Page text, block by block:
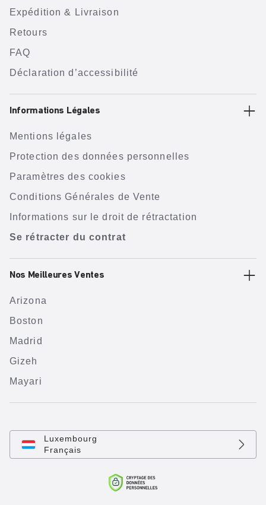
Expédition & Livraison
Retours
FAQ
Déclaration d’accessibilité
Informations Légales
Mentions légales
Protection des données personnelles
Paramètres des cookies
Conditions Générales de Vente
Informations sur le droit de rétractation
Se rétracter du contrat
Nos Meilleures Ventes
Arizona
Boston
Madrid
Gizeh
Mayari
Luxembourg
Français